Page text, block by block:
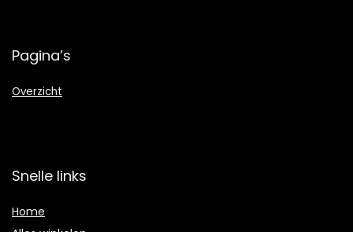
Pagina’s
Overzicht
Snelle links
Home